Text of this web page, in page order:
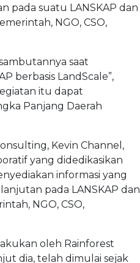
pada suatu LANSKAP dan
NGO, CSO,
saat
berbasis LandScale”,
itu dapat
Panjang Daerah
Kevin Channel,
yang didedikasikan
informasi yang
pada LANSKAP dan
NGO, CSO,
oleh Rainforest
dia, telah dimulai sejak